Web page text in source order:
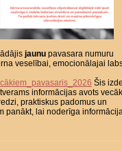
jaunu pavasara numuru
veselībai, emocionālajai
Šis
informācijas avots
praktiskus padomus un
panākt, lai noderīga